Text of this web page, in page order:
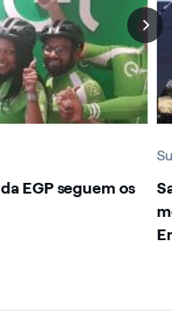
EGP seguem os